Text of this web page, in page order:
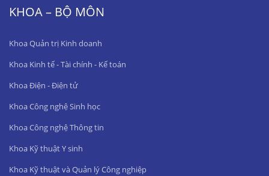
KHOA – BỘ MÔN
Khoa Quản trị Kinh doanh
Khoa Kinh tế - Tài chính - Kế toán
Khoa Điện - Điện tử
Khoa Công nghệ Sinh học
Khoa Công nghệ Thông tin
Khoa Kỹ thuật Y sinh
Khoa Kỹ thuật và Quản lý Công nghiệp